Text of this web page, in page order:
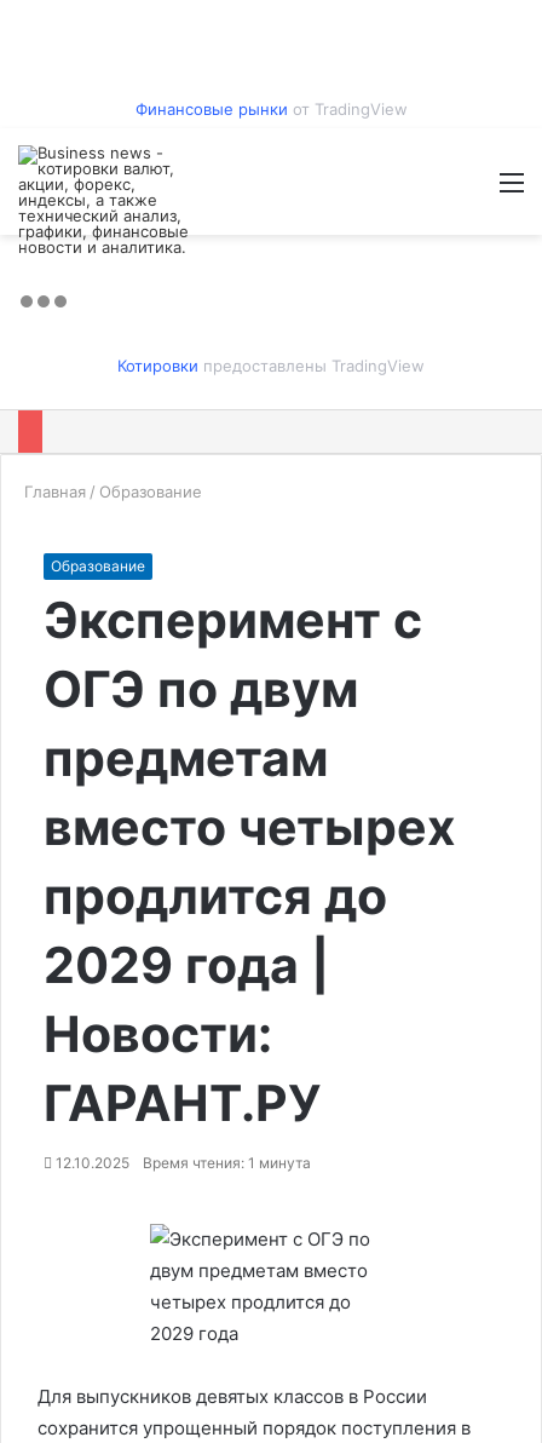
Финансовые рынки от TradingView
Котировки предоставлены TradingView
Главная / Образование
Образование
Эксперимент с
ОГЭ по двум
предметам
вместо четырех
продлится до
2029 года |
Новости:
ГАРАНТ.РУ
12.10.2025 Время чтения: 1 минута
Для выпускников девятых классов в России
сохранится упрощенный порядок поступления в